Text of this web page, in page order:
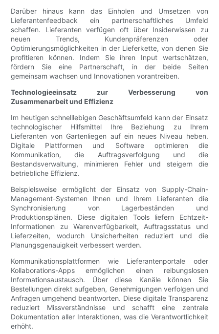
Darüber hinaus kann das Einholen und Umsetzen von
Lieferantenfeedback ein partnerschaftliches Umfeld
schaffen. Lieferanten verfügen oft über Insiderwissen zu
neuen Trends, Kundenpräferenzen oder
Optimierungsmöglichkeiten in der Lieferkette, von denen Sie
profitieren können. Indem Sie ihren Input wertschätzen,
fördern Sie eine Partnerschaft, in der beide Seiten
gemeinsam wachsen und Innovationen vorantreiben.
Technologieeinsatz zur Verbesserung von
Zusammenarbeit und Effizienz
Im heutigen schnelllebigen Geschäftsumfeld kann der Einsatz
technologischer Hilfsmittel Ihre Beziehung zu Ihrem
Lieferanten von Gartenliegen auf ein neues Niveau heben.
Digitale Plattformen und Software optimieren die
Kommunikation, die Auftragsverfolgung und die
Bestandsverwaltung, minimieren Fehler und steigern die
betriebliche Effizienz.
Beispielsweise ermöglicht der Einsatz von Supply-Chain-
Management-Systemen Ihnen und Ihrem Lieferanten die
Synchronisierung von Lagerbeständen und
Produktionsplänen. Diese digitalen Tools liefern Echtzeit-
Informationen zu Warenverfügbarkeit, Auftragsstatus und
Lieferzeiten, wodurch Unsicherheiten reduziert und die
Planungsgenauigkeit verbessert werden.
Kommunikationsplattformen wie Lieferantenportale oder
Kollaborations-Apps ermöglichen einen reibungslosen
Informationsaustausch. Über diese Kanäle können Sie
Bestellungen direkt aufgeben, Genehmigungen verfolgen und
Anfragen umgehend beantworten. Diese digitale Transparenz
reduziert Missverständnisse und schafft eine zentrale
Dokumentation aller Interaktionen, was die Verantwortlichkeit
erhöht.